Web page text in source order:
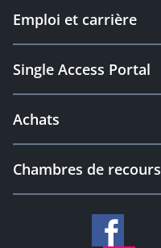
Emploi et carrière
Single Access Portal
Achats
Chambres de recours